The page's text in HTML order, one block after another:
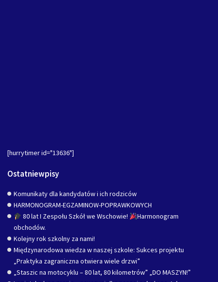
[hurrytimer id="13636"]
Ostatniewpisy
Komunikaty dla kandydatów i ich rodziców
HARMONOGRAM-EGZAMINOW-POPRAWKOWYCH
80 lat I Zespołu Szkół we Wschowie!
Harmonogram
obchodów.
Kolejny rok szkolny za nami!
Międzynarodowa wiedza w naszej szkole: Sukces projektu
„Praktyka zagraniczna otwiera wiele drzwi”
„Staszic na motocyklu – 80 lat, 80 kilometrów” „DO MASZYN!”